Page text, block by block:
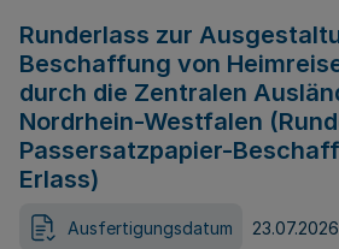
Runderlass zur
Beschaffung von
durch die Zentralen
Nordrhein-Westfalen
Passersatzpapier-
Erlass)
Ausfertigungsdatum 23.07.2026